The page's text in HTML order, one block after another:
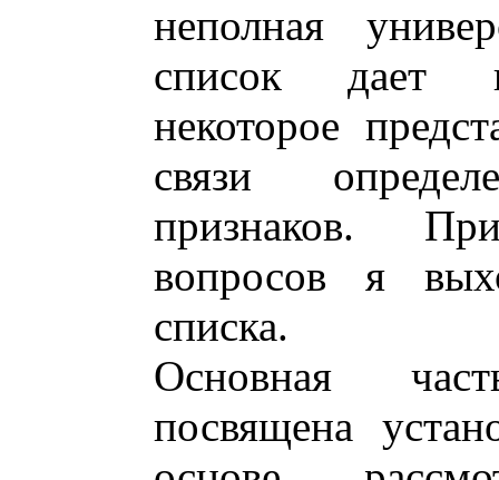
неполная
список дает
некоторое
связи
признаков.
вопросов я
списка.
Основная
посвящена